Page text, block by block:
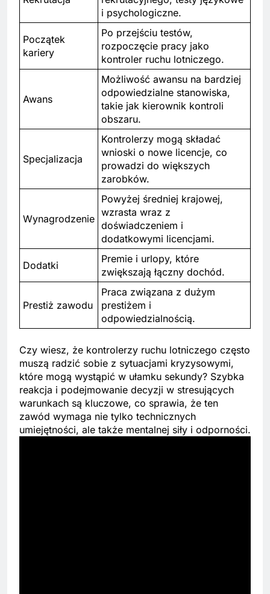
i psychologiczne.
Początek
kariery
Po przejściu testów,
rozpoczęcie pracy jako
kontroler ruchu lotniczego.
Awans
Możliwość awansu na bardziej
odpowiedzialne stanowiska,
takie jak kierownik kontroli
obszaru.
Specjalizacja
Kontrolerzy mogą składać
wnioski o nowe licencje, co
prowadzi do większych
zarobków.
Wynagrodzenie
Powyżej średniej krajowej,
wzrasta wraz z
doświadczeniem i
dodatkowymi licencjami.
Dodatki
Premie i urlopy, które
zwiększają łączny dochód.
Prestiż zawodu
Praca związana z dużym
prestiżem i
odpowiedzialnością.
Czy wiesz, że kontrolerzy ruchu lotniczego często
muszą radzić sobie z sytuacjami kryzysowymi,
które mogą wystąpić w ułamku sekundy? Szybka
reakcja i podejmowanie decyzji w stresujących
warunkach są kluczowe, co sprawia, że ten
zawód wymaga nie tylko technicznych
umiejętności, ale także mentalnej siły i odporności.